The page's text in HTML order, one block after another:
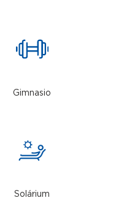
Gimnasio
Solárium